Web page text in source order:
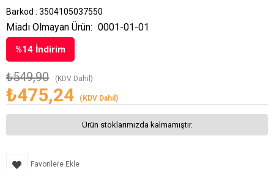
Barkod : 3504105037550
%14 İndirim
₺549,90 (KDV Dahil)
₺475,24 (KDV Dahil)
Miadı Olmayan Ürün: 0001-01-01
Ürün stoklarımızda kalmamıştır.
Favorilere Ekle